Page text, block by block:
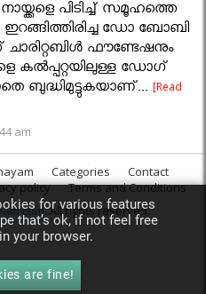
പിടിച്ച് സമൂഹത്തെ
ഡോ ബോബി
ഫൗണ്ടേഷനും
കല്‍പ്പറ്റയിലുള്ള ഡോഗ്
ബുദ്ധിമുട്ടുകയാണ്...[Read
am
Categories
Contact
policy
Terms and Conditions
. All rights reserved.
for various features
that’s ok, if not feel free
your browser.
are fine!